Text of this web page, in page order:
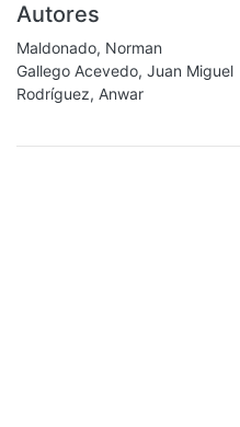
Autores
Maldonado, Norman
Gallego Acevedo, Juan Miguel
Rodríguez, Anwar